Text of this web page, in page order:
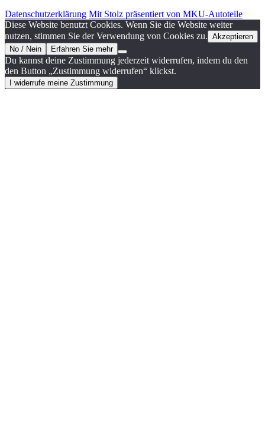
Datenschutzerklärung Mit Stolz präsentiert von MKU-Autoteile
Diese Website benutzt Cookies. Wenn Sie die Website weiter
nutzen, stimmen Sie der Verwendung von Cookies zu. Akzeptieren
No / Nein
Erfahren Sie mehr
Du kannst deine Zustimmung jederzeit widerrufen, indem du den
den Button „Zustimmung widerrufen“ klickst.
I widerrufe meine Zustimmung